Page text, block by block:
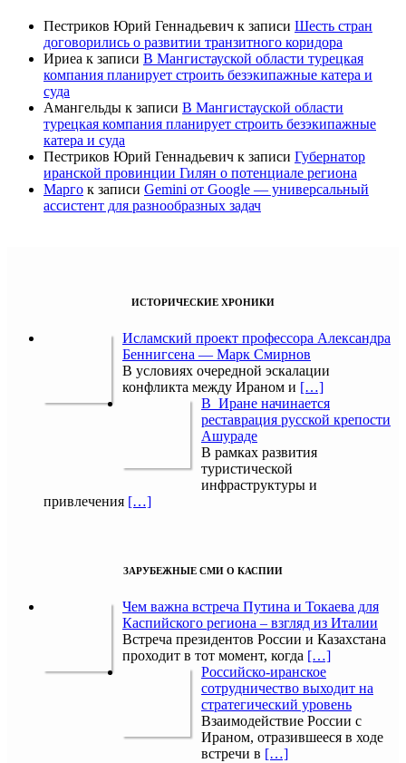
Пестриков Юрий Геннадьевич к записи Шесть стран
договорились о развитии транзитного коридора
Ириеа к записи В Мангистауской области турецкая
компания планирует строить безэкипажные катера и
суда
Амангельды к записи В Мангистауской области
турецкая компания планирует строить безэкипажные
катера и суда
Пестриков Юрий Геннадьевич к записи Губернатор
иранской провинции Гилян о потенциале региона
Марго к записи Gemini от Google — универсальный
ассистент для разнообразных задач
ИСТОРИЧЕСКИЕ ХРОНИКИ
Исламский проект профессора Александра
Беннигсена — Марк Смирнов
В условиях очередной эскалации
конфликта между Ираном и […]
В Иране начинается
реставрация русской крепости
Ашураде
В рамках развития
туристической
инфраструктуры и
привлечения […]
ЗАРУБЕЖНЫЕ СМИ О КАСПИИ
Чем важна встреча Путина и Токаева для
Каспийского региона – взгляд из Италии
Встреча президентов России и Казахстана
проходит в тот момент, когда […]
Российско-иранское
сотрудничество выходит на
стратегический уровень
Взаимодействие России с
Ираном, отразившееся в ходе
встречи в […]